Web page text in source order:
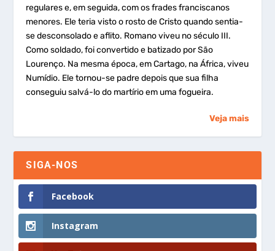
regulares e, em seguida, com os frades franciscanos
menores. Ele teria visto o rosto de Cristo quando sentia-
se desconsolado e aflito. Romano viveu no século III.
Como soldado, foi convertido e batizado por São
Lourenço. Na mesma época, em Cartago, na África, viveu
Numídio. Ele tornou-se padre depois que sua filha
conseguiu salvá-lo do martírio em uma fogueira.
Veja mais
SIGA-NOS
Facebook
Instagram